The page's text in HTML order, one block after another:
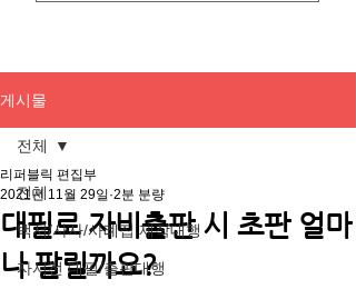
게시물
전체
백서/사사/사례집 제작대행
자서전 대필/출판대행
전체
대필로 자비출판 시 초판 얼마
나 팔릴까요?
리퍼블릭 편집부
2021년 11월 29일 2분 분량